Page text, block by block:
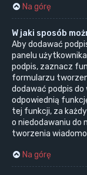
Na górę
W jaki sposób
Aby dodawać
panelu
podpis, zaznacz
formularzu
dodawać podpis
odpowiednią
tej funkcji, za
o niedodawaniu do
tworzenia
Na górę